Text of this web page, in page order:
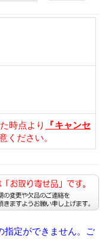
時点より
『キャンセ
ください。
指定ができません。ご